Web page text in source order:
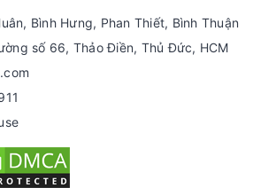
Bình Hưng, Phan Thiết, Bình Thuận
số 66, Thảo Điền, Thủ Đức, HCM